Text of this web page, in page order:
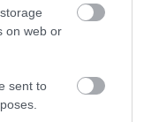
on web or
sent to